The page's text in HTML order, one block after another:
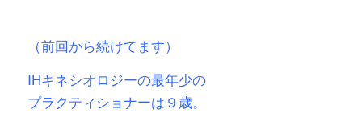
（前回から続けてます）
IHキネシオロジーの最年少の
プラクティショナーは９歳。